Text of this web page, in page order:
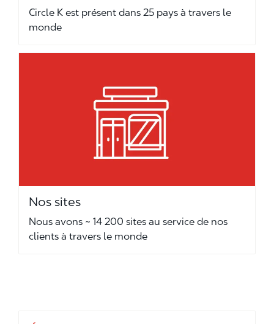
Circle K est présent dans 25 pays à travers le
monde
Nos sites
Nous avons ~ 14 200 sites au service de nos
clients à travers le monde